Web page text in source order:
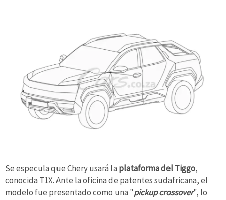
Se especula que Chery usará la plataforma del Tiggo,
conocida T1X. Ante la oficina de patentes sudafricana, el
modelo fue presentado como una "pickup crossover", lo